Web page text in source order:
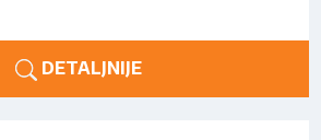
DETALJNIJE